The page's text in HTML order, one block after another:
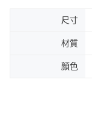
尺寸
材質
顏色